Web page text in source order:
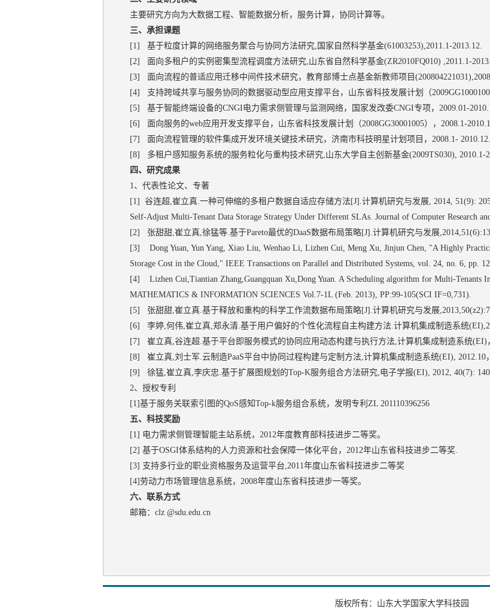
主要研究方向为大数据工程、智能数据分析，服务计算，协同计算等。
三、承担课题
[1] 基于粒度计算的网络服务聚合与协同方法研究,国家自然科学基金(61003253),2011.1-2013.12.
[2] 面向多租户的实例密集型流程调度方法研究,山东省自然科学基金(ZR2010FQ010) ,2011.1-
[3] 面向流程的普适应用迁移中间件技术研究，教育部博士点基金新教师项目
[4] 支持跨域共享与服务协同的数据驱动型应用支撑平台，山东省科技发展计划（
[5] 基于智能终端设备的CNGI电力需求侧管理与监测网络，国家发改委CNGI专项，2009.01-
[6] 面向服务的web应用开发支撑平台，山东省科技发展计划（2008GG30001005），2008.1-
[7] 面向流程管理的软件集成开发环境关键技术研究，济南市科技明星计划项目，2008.1- 2010.12.
[8] 多租户感知服务系统的服务粒化与重构技术研究,山东大学自主创新基金(2009TS030), 2010.1-
四、研究成果
1、代表性论文、专著
[1] 谷连超,崔立真.一种可伸缩的多租户数据自适应存储方法[J].计算机研究与发展, 2014, 51(9):
Self-Adjust Multi-Tenant Data Storage Strategy Under Different SLAs. Journal of Computer Research
[2] 张甜甜,崔立真,徐猛等.基于Pareto最优的DaaS数据布局策略[J].计算机研究与发展
[3] Dong Yuan, Yun Yang, Xiao Liu, Wenhao Li, Lizhen Cui, Meng Xu, Jinjun Chen, "A Highly
Storage Cost in the Cloud," IEEE Transactions on Parallel and Distributed Systems, vol. 24, no. 6, pp.
[4] Lizhen Cui,Tiantian Zhang,Guangquan Xu,Dong Yuan. A Scheduling algorithm for Multi-Tenants
MATHEMATICS & INFORMATION SCIENCES Vol.7-1L (Feb. 2013), PP:99-105(SCI IF=0,731).
[5] 张甜甜,崔立真.基于释放和重构的科学工作流数据布局策略[J].计算机研究与发展
[6] 李婷,何伟,崔立真,郑永清.基于用户偏好的个性化流程自主构建方法.计算机集成制造系统
[7] 崔立真,谷连超.基于平台即服务模式的协同应用动态构建与执行方法,计算机集成制造系统(EI)
[8] 崔立真,刘士军.云制造PaaS平台中协同过程构建与定制方法,计算机集成制造系统(EI), 2012.10
[9] 徐猛,崔立真,李庆忠.基于扩展图规划的Top-K服务组合方法研究,电子学报(EI), 2012, 40(7):
2、授权专利
[1]基于服务关联索引图的QoS感知Top-k服务组合系统，发明专利ZL 201110396256
五、科技奖励
[1] 电力需求侧管理智能主站系统，2012年度教育部科技进步二等奖。
[2] 基于OSGI体系结构的人力资源和社会保障一体化平台，2012年山东省科技进步二等奖.
[3] 支持多行业的职业资格服务及运营平台,2011年度山东省科技进步二等奖
[4]劳动力市场管理信息系统，2008年度山东省科技进步一等奖。
六、联系方式
邮箱：clz @sdu.edu.cn
版权所有：山东大学国家大学科技园